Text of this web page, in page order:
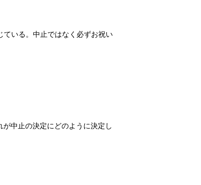
いる。中止ではなく必ずお祝い
中止の決定にどのように決定し